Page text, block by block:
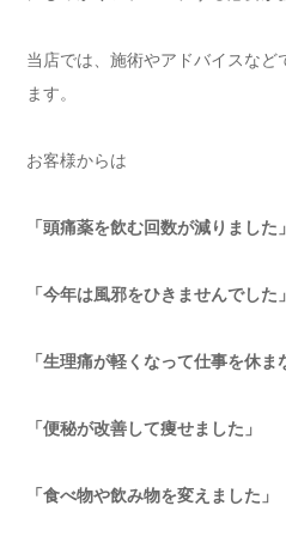
当店では、施術やアドバイスなど
ます。
お客様からは
「頭痛薬を飲む回数が減りました」
「今年は風邪をひきませんでした」
「生理痛が軽くなって仕事を休ま
「便秘が改善して痩せました」
「食べ物や飲み物を変えました」